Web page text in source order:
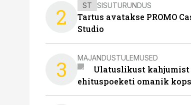
2 ST SISUTURUNDUS
Tartus avatakse PROMO
Studio
3 MAJANDUSTULEMUSED
Ulatuslikust
ehituspoeketi omanik